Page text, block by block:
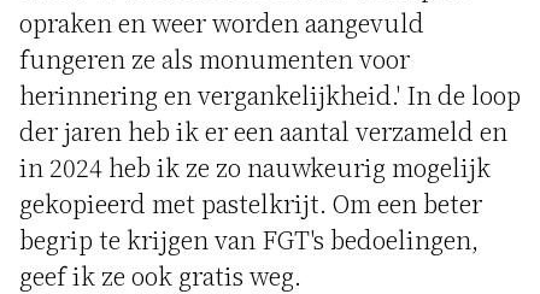
opraken en weer worden aangevuld
fungeren ze als monumenten voor
herinnering en vergankelijkheid.' In de loop
der jaren heb ik er een aantal verzameld en
in 2024 heb ik ze zo nauwkeurig mogelijk
gekopieerd met pastelkrijt. Om een beter
begrip te krijgen van FGT's bedoelingen,
geef ik ze ook gratis weg.